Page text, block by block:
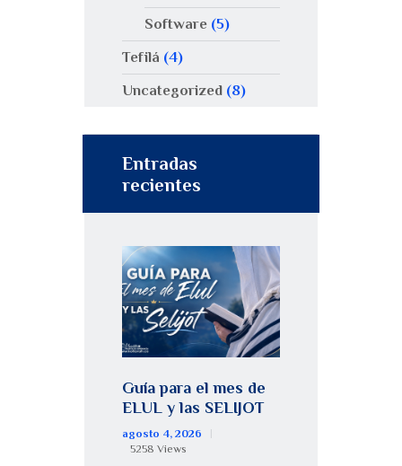
Software(5)
Tefilá (4)
Uncategorized (8)
Entradas
recientes
Guía para el mes de
ELUL y las SELIJOT
agosto 4, 2026
5258 Views